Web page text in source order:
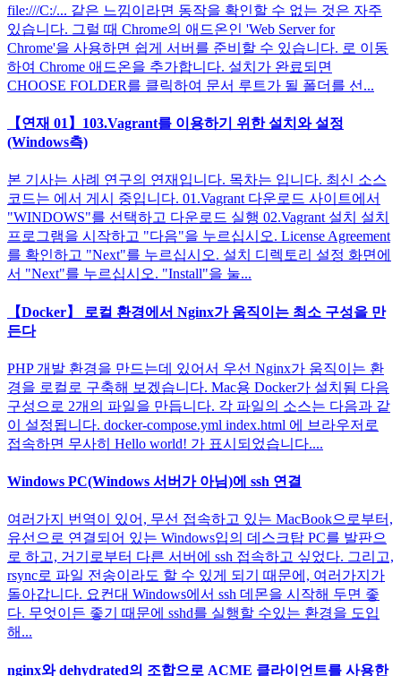
file:///C:/... 같은 느낌이라면 동작을 확인할 수 없는 것은 자주
있습니다. 그럴 때 Chrome의 애드온인 'Web Server for
Chrome'을 사용하면 쉽게 서버를 준비할 수 있습니다. 로 이동
하여 Chrome 애드온을 추가합니다. 설치가 완료되면
CHOOSE FOLDER를 클릭하여 문서 루트가 될 폴더를 선...
【연재 01】103.Vagrant를 이용하기 위한 설치와 설정
(Windows측)
본 기사는 사례 연구의 연재입니다. 목차는 입니다. 최신 소스
코드는 에서 게시 중입니다. 01.Vagrant 다운로드 사이트에서
"WINDOWS"를 선택하고 다운로드 실행 02.Vagrant 설치 설치
프로그램을 시작하고 "다음"을 누르십시오. License Agreement
를 확인하고 "Next"를 누르십시오. 설치 디렉토리 설정 화면에
서 "Next"를 누르십시오. "Install"을 눌...
【Docker】 로컬 환경에서 Nginx가 움직이는 최소 구성을 만
든다
PHP 개발 환경을 만드는데 있어서 우선 Nginx가 움직이는 환
경을 로컬로 구축해 보겠습니다. Mac용 Docker가 설치됨 다음
구성으로 2개의 파일을 만듭니다. 각 파일의 소스는 다음과 같
이 설정됩니다. docker-compose.yml index.html 에 브라우저로
접속하면 무사히 Hello world! 가 표시되었습니다....
Windows PC(Windows 서버가 아님)에 ssh 연결
여러가지 번역이 있어, 무선 접속하고 있는 MacBook으로부터,
유선으로 연결되어 있는 Windows입의 데스크탑 PC를 발판으
로 하고, 거기로부터 다른 서버에 ssh 접속하고 싶었다. 그리고,
rsync로 파일 전송이라도 할 수 있게 되기 때문에, 여러가지가
돌아갑니다. 요컨대 Windows에서 ssh 데몬을 시작해 두면 좋
다. 무엇이든 좋기 때문에 sshd를 실행할 수있는 환경을 도입
해...
nginx와 dehydrated의 조합으로 ACME 클라이언트를 사용한